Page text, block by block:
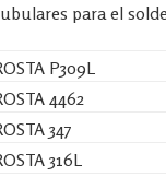
para el
P309L
4462
347
316L